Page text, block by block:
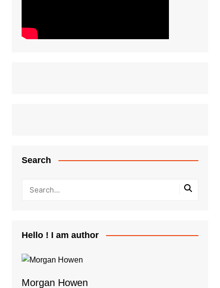
Search
Hello ! I am author
Morgan Howen